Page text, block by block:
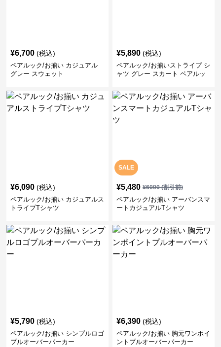
¥6,700 (税込)
ペアルック/お揃い カジュアル
グレー スウェット
¥5,890 (税込)
ペアルック/お揃いストライプ シ
ャツ グレー スカート ペアルッ
¥6,090 (税込)
ペアルック/お揃い カジュアルス
トライプTシャツ
SALE
¥5,480 ¥6090(割引前)
ペアルック/お揃い アーバンスマ
ートカジュアルTシャツ
¥5,790 (税込)
ペアルック/お揃い シンプルロゴ
プルオーバーパーカー
¥6,390 (税込)
ペアルック/お揃い 胸元ワンポイ
ントプルオーバーパーカー